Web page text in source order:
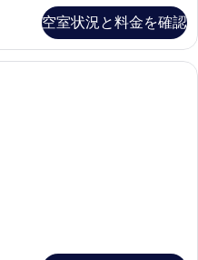
空室状況と料金を確認
スイートルーム 2ベッド 禁煙 | 羽毛